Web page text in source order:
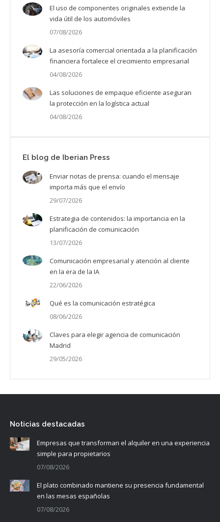
El uso de componentes originales extiende la
vida útil de los automóviles
07/08/2026
La asesoría comercial orientada a la planificación
financiera fortalece el crecimiento empresarial
04/08/2026
Las soluciones de empaque eficiente aseguran
la protección en la logística actual
04/08/2026
El blog de Iberian Press
Enviar notas de prensa: cuando el mensaje
importa más que el envío
29/07/2026
Estrategia de contenidos: la importancia en la
planificación de comunicación
13/07/2026
Comunicación empresarial y atención al cliente
en la era de la IA
22/06/2026
Qué es la comunicación estratégica
08/06/2026
Claves para elegir agencia de comunicación
Madrid
29/05/2026
Noticias destacadas
Empresas que transforman el alquiler en una experiencia
simple para propietarios
07/08/2026
El plato combinado mantiene su presencia fundamental
en las mesas españolas
07/08/2026